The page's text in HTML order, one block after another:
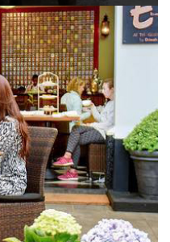
是要收容及保護
殺而無法獨立
們。